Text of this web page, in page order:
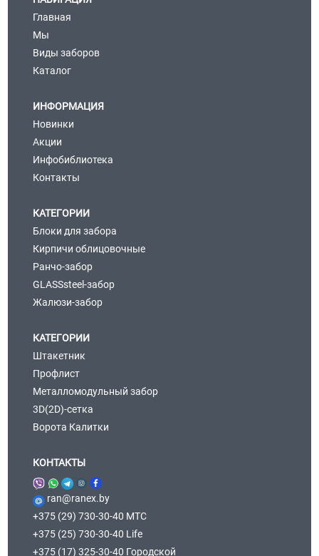
Главная
Мы
Виды заборов
Каталог
ИНФОРМАЦИЯ
Новинки
Акции
Инфобиблиотека
Контакты
КАТЕГОРИИ
Блоки для забора
Кирпичи облицовочные
Ранчо-забор
GLASSsteel-забор
Жалюзи-забор
КАТЕГОРИИ
Штакетник
Профлист
Металломодульный забор
3D(2D)-сетка
Ворота Калитки
КОНТАКТЫ
ran@ranex.by
+375 (29) 730-30-40 МТС
+375 (25) 730-30-40 Life
+375 (17) 325-30-40 Городской